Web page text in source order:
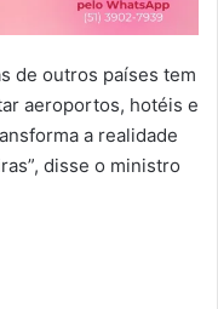
de outros países tem
aeroportos, hotéis e
a realidade
disse o ministro